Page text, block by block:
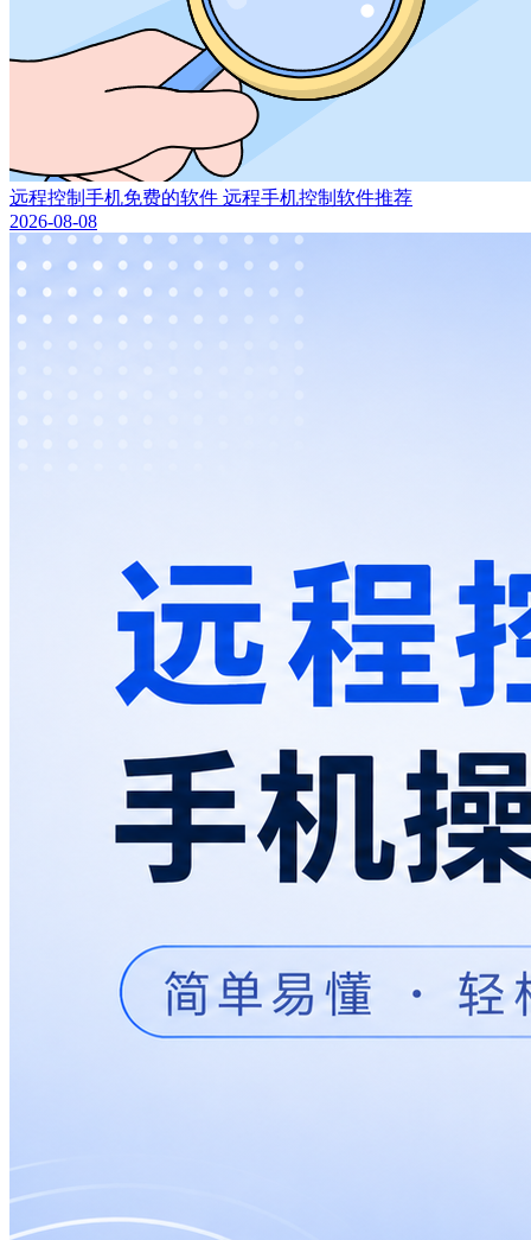
远程控制手机免费的软件 远程手机控制软件推荐
2026-08-08